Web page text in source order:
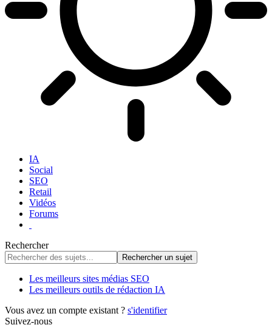
IA
Social
SEO
Retail
Vidéos
Forums
Rechercher
Les meilleurs sites médias SEO
Les meilleurs outils de rédaction IA
Vous avez un compte existant ? s'identifier
Suivez-nous